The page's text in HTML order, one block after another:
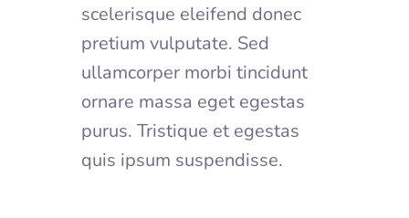
scelerisque eleifend donec
pretium vulputate. Sed
ullamcorper morbi tincidunt
ornare massa eget egestas
purus. Tristique et egestas
quis ipsum suspendisse.